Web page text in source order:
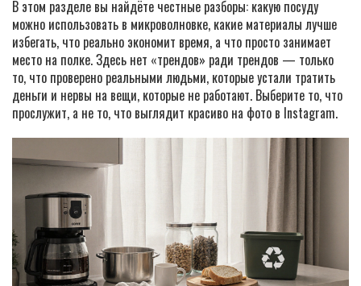
В этом разделе вы найдёте честные разборы: какую посуду
можно использовать в микроволновке, какие материалы лучше
избегать, что реально экономит время, а что просто занимает
место на полке. Здесь нет «трендов» ради трендов — только
то, что проверено реальными людьми, которые устали тратить
деньги и нервы на вещи, которые не работают. Выберите то, что
прослужит, а не то, что выглядит красиво на фото в Instagram.